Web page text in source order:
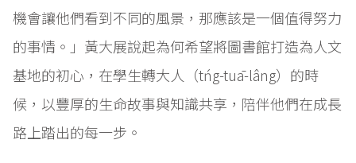
機會讓他們看到不同的風景，那應該是一個值得努力
的事情。」黃大展說起為何希望將圖書館打造為人文
基地的初心，在學生轉大人（tńg-tuā-lâng）的時
候，以豐厚的生命故事與知識共享，陪伴他們在成長
路上踏出的每一步。